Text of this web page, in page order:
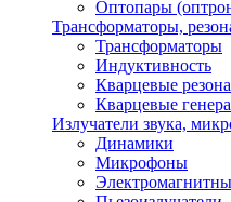
Оптопары
Трансформаторы,
Трансформаторы
Индуктивность
Кварцевые
Кварцевые
Излучатели звука,
Динамики
Микрофоны